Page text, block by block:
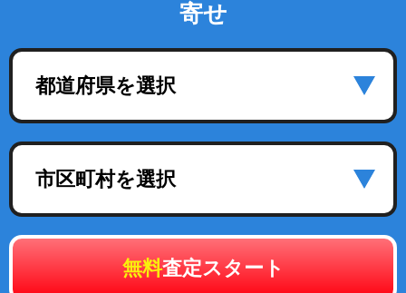
寄せ
都道府県を選択
市区町村を選択
無料査定スタート